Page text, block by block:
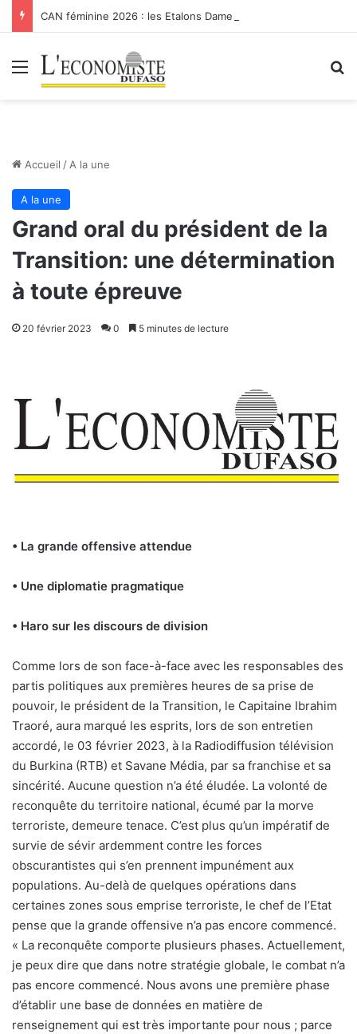
Menu
Accueil / A la une
A la une
Grand oral du président de la
Transition: une détermination
à toute épreuve
20 février 2023 0 5 minutes de lecture
• La grande offensive attendue
• Une diplomatie pragmatique
• Haro sur les discours de division
Comme lors de son face-à-face avec les responsables des
partis politiques aux premières heures de sa prise de
pouvoir, le président de la Transition, le Capitaine Ibrahim
Traoré, aura marqué les esprits, lors de son entretien
accordé, le 03 février 2023, à la Radiodiffusion télévision
du Burkina (RTB) et Savane Média, par sa franchise et sa
sincérité. Aucune question n’a été éludée. La volonté de
reconquête du territoire national, écumé par la morve
terroriste, demeure tenace. C’est plus qu’un impératif de
survie de sévir ardemment contre les forces
obscurantistes qui s’en prennent impunément aux
populations. Au-delà de quelques opérations dans
certaines zones sous emprise terroriste, le chef de l’Etat
pense que la grande offensive n’a pas encore commencé.
« La reconquête comporte plusieurs phases. Actuellement,
je peux dire que dans notre stratégie globale, le combat n’a
pas encore commencé. Nous avons une première phase
d’établir une base de données en matière de
renseignement qui est très importante pour nous ; parce